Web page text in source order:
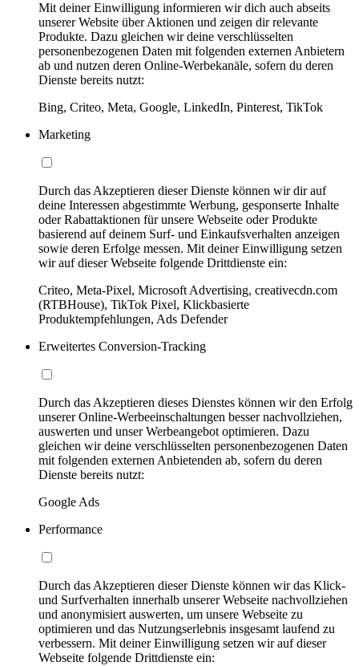
Mit deiner Einwilligung informieren wir dich auch abseits
unserer Website über Aktionen und zeigen dir relevante
Produkte. Dazu gleichen wir deine verschlüsselten
personenbezogenen Daten mit folgenden externen Anbietern
ab und nutzen deren Online-Werbekanäle, sofern du deren
Dienste bereits nutzt:
Bing, Criteo, Meta, Google, LinkedIn, Pinterest, TikTok
Marketing
Durch das Akzeptieren dieser Dienste können wir dir auf
deine Interessen abgestimmte Werbung, gesponserte Inhalte
oder Rabattaktionen für unsere Webseite oder Produkte
basierend auf deinem Surf- und Einkaufsverhalten anzeigen
sowie deren Erfolge messen. Mit deiner Einwilligung setzen
wir auf dieser Webseite folgende Drittdienste ein:
Criteo, Meta-Pixel, Microsoft Advertising, creativecdn.com
(RTBHouse), TikTok Pixel, Klickbasierte
Produktempfehlungen, Ads Defender
Erweitertes Conversion-Tracking
Durch das Akzeptieren dieses Dienstes können wir den Erfolg
unserer Online-Werbeeinschaltungen besser nachvollziehen,
auswerten und unser Werbeangebot optimieren. Dazu
gleichen wir deine verschlüsselten personenbezogenen Daten
mit folgenden externen Anbietenden ab, sofern du deren
Dienste bereits nutzt:
Google Ads
Performance
Durch das Akzeptieren dieser Dienste können wir das Klick-
und Surfverhalten innerhalb unserer Webseite nachvollziehen
und anonymisiert auswerten, um unsere Webseite zu
optimieren und das Nutzungserlebnis insgesamt laufend zu
verbessern. Mit deiner Einwilligung setzen wir auf dieser
Webseite folgende Drittdienste ein: